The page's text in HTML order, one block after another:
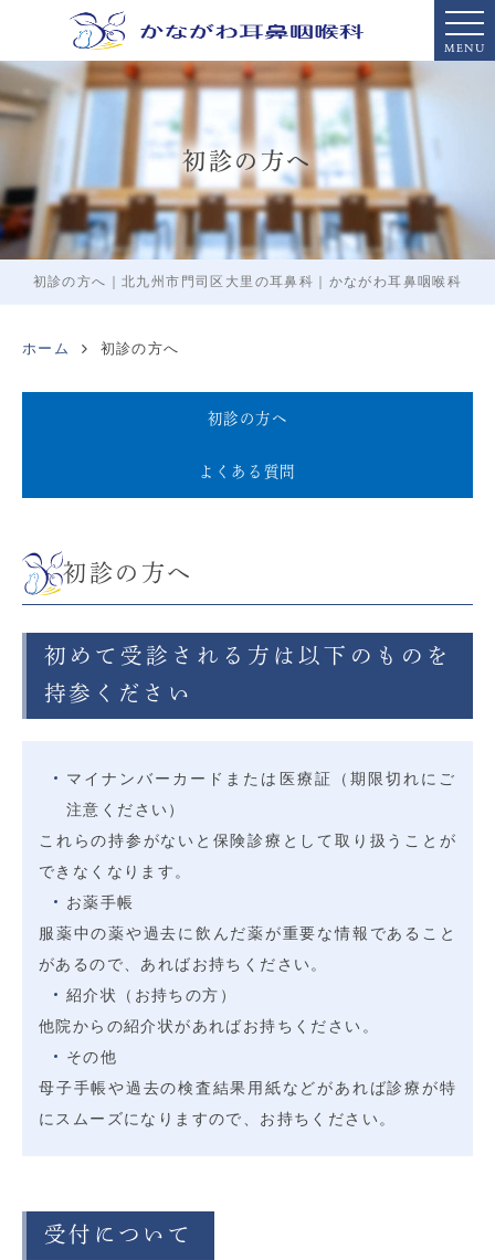
MENU
初診の方へ
初診の方へ｜北九州市門司区大里の耳鼻科｜かながわ耳鼻咽喉科
ホーム 初診の方へ
初診の方へ
よくある質問
初診の方へ
初めて受診される方は以下のものを
持参ください
マイナンバーカードまたは医療証（期限切れにご
注意ください）
これらの持参がないと保険診療として取り扱うことが
できなくなります。
お薬手帳
服薬中の薬や過去に飲んだ薬が重要な情報であること
があるので、あればお持ちください。
紹介状（お持ちの方）
他院からの紹介状があればお持ちください。
その他
母子手帳や過去の検査結果用紙などがあれば診療が特
にスムーズになりますので、お持ちください。
受付について